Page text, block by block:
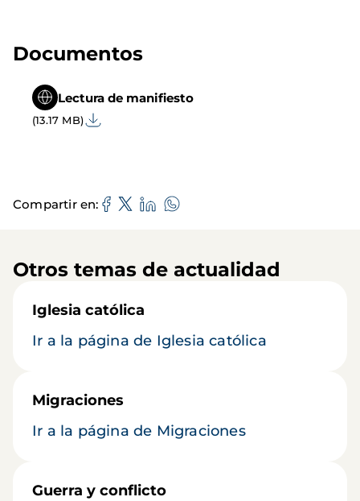
Documentos
Lectura de manifiesto
(13.17 MB)
Compartir en
Otros temas de actualidad
Iglesia católica
Ir a la página de Iglesia católica
Migraciones
Ir a la página de Migraciones
Guerra y conflicto